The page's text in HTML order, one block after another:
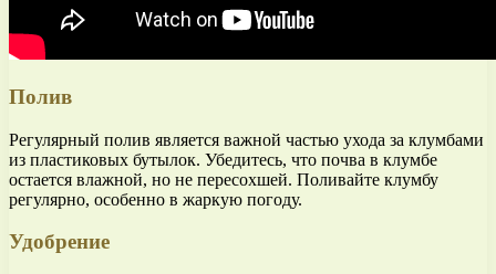
Полив
Регулярный полив является важной частью ухода за клумбами
из пластиковых бутылок. Убедитесь, что почва в клумбе
остается влажной, но не пересохшей. Поливайте клумбу
регулярно, особенно в жаркую погоду.
Удобрение